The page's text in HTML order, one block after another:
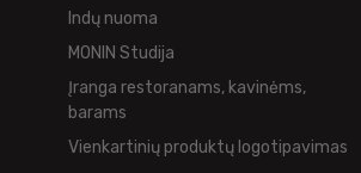
Indų nuoma
MONIN Studija
Įranga restoranams, kavinėms,
barams
Vienkartinių produktų logotipavimas